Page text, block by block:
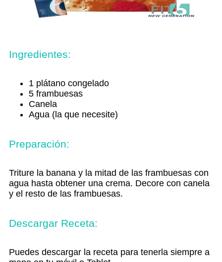
Ingredientes:
1 plátano congelado
5 frambuesas
Canela
Agua (la que necesite)
Preparación:
Triture la banana y la mitad de las frambuesas con
agua hasta obtener una crema. Decore con canela
y el resto de las frambuesas.
Descargar Receta:
Puedes descargar la receta para tenerla siempre a